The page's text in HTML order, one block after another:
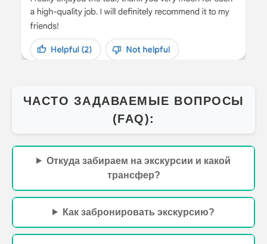
ЧАСТО ЗАДАВАЕМЫЕ ВОПРОСЫ
(FAQ):
Откуда забираем на экскурсии и какой
трансфер?
Как забронировать экскурсию?